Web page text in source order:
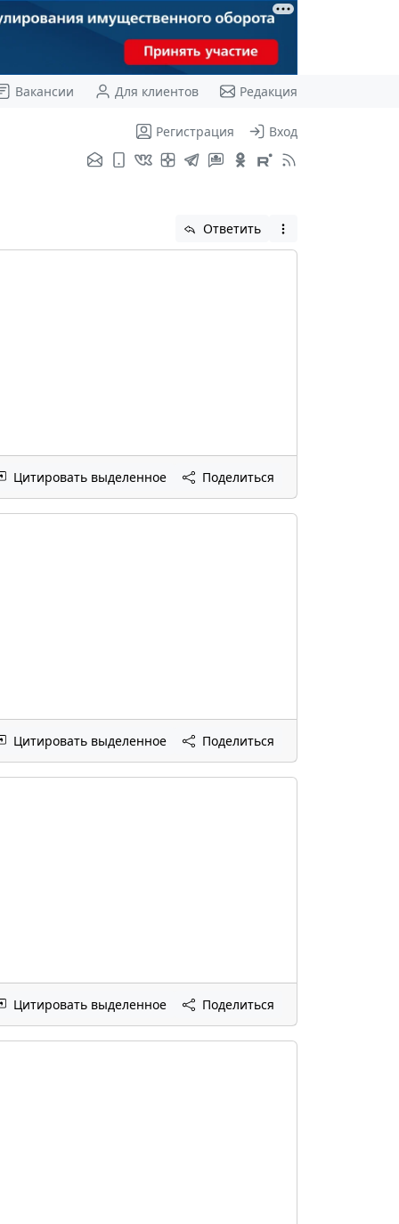
Вакансии Для клиентов Редакция
Регистрация Вход
Ответить
Цитировать выделенное Поделиться
Цитировать выделенное Поделиться
Цитировать выделенное Поделиться